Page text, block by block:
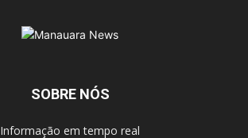
SOBRE NÓS
Informação em tempo real